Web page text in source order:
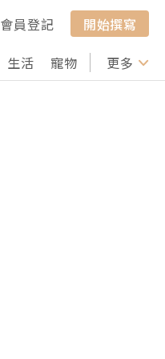
會員登記
開始撰寫
生活 寵物 行山 打卡
更多